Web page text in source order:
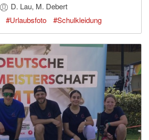
D. Lau, M. Debert
#Urlaubsfoto #Schulkleidung